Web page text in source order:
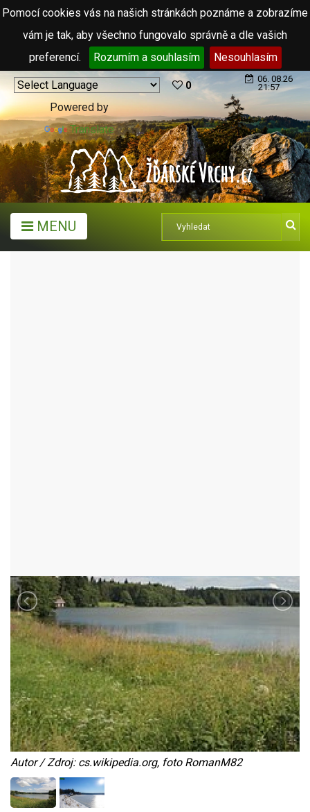
Pomocí cookies vás na našich stránkách poznáme a zobrazíme
vám je tak, aby všechno fungovalo správně a dle vašich
preferencí.
Rozumím a souhlasím Nesouhlasím
Powered by
Translate
0
06. 08.26
21:57
MENU
Autor / Zdroj: cs.wikipedia.org, foto RomanM82